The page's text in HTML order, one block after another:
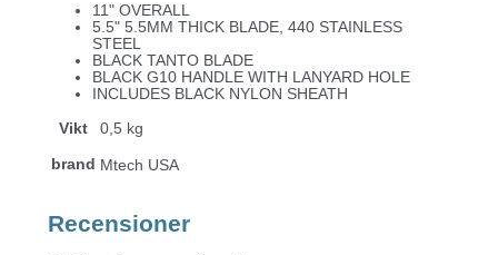
11" OVERALL
5.5" 5.5MM THICK BLADE, 440 STAINLESS
STEEL
BLACK TANTO BLADE
BLACK G10 HANDLE WITH LANYARD HOLE
INCLUDES BLACK NYLON SHEATH
Vikt 0,5 kg
brand Mtech USA
Recensioner